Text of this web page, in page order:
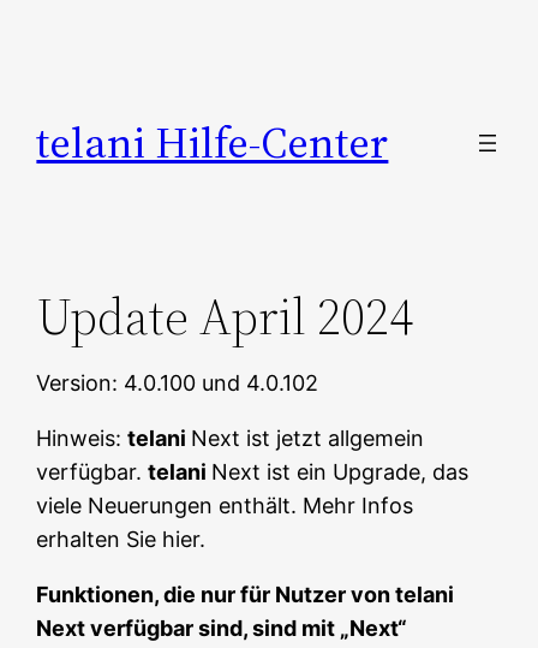
telani Hilfe-Center
Update April 2024
Version: 4.0.100 und 4.0.102
Hinweis:telani Next ist jetzt allgemein
verfügbar.telani Next ist ein Upgrade, das
viele Neuerungen enthält. Mehr Infos
erhalten Sie hier.
Funktionen, die nur für Nutzer von telani
Next verfügbar sind, sind mit „Next“